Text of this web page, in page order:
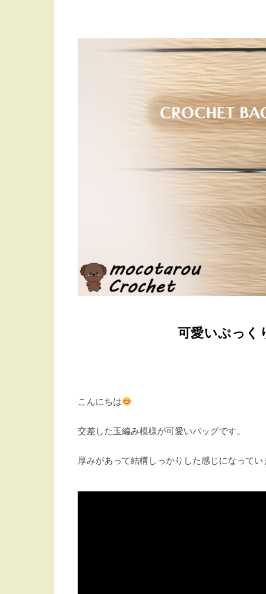
可愛いぷっく
こんにちは
交差した玉編み模様が可愛いバッグです。
厚みがあって結構しっかりした感じになってい